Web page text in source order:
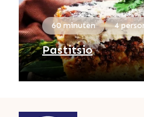
60 minuten 4
Pastitsio